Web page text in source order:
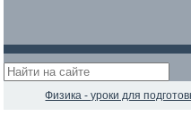
Физика - уроки для